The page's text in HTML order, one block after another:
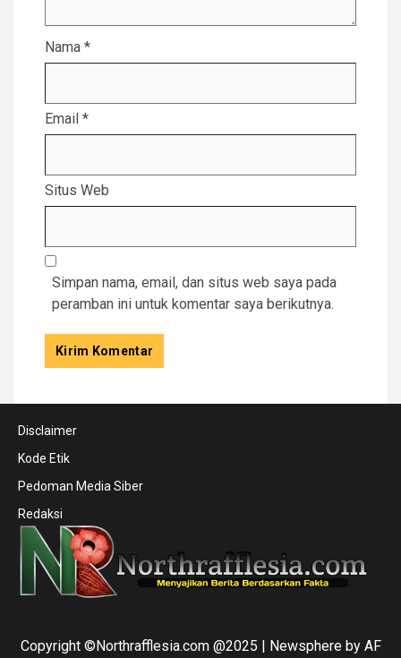
Nama *
Email *
Situs Web
Simpan nama, email, dan situs web saya pada
peramban ini untuk komentar saya berikutnya.
Disclaimer
Kode Etik
Pedoman Media Siber
Redaksi
Copyright ©Northrafflesia.com @2025 | Newsphereby AF